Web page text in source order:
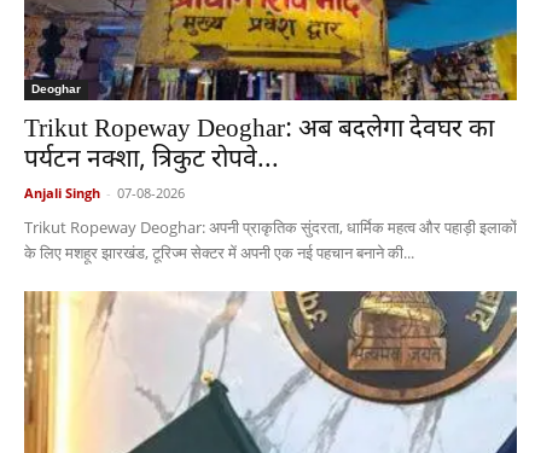
Deoghar
Trikut Ropeway Deoghar: अब बदलेगा देवघर का
पर्यटन नक्शा, त्रिकुट रोपवे...
Anjali Singh - 07-08-2026
Trikut Ropeway Deoghar: अपनी प्राकृतिक सुंदरता, धार्मिक महत्व और पहाड़ी इलाकों
के लिए मशहूर झारखंड, टूरिज्म सेक्टर में अपनी एक नई पहचान बनाने की...